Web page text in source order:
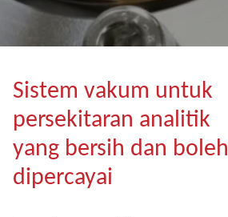
Sistem vakum untuk
persekitaran analitik
yang bersih dan boleh
dipercayai